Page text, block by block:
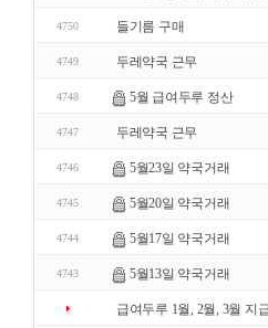
4750 들기름 구매
4749 두레약국 근무
4748 5월 급여두루 정산
4747 두레약국 근무
4746 5월23일 약국거래
4745 5월20일 약국거래
4744 5월17일 약국거래
4743 5월13일 약국거래
급여두루 1월, 2월, 3월 지